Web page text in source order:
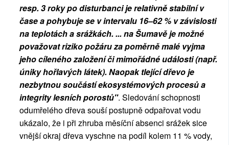
resp. 3 roky po disturbanci je relativně stabilní v
čase a pohybuje se v intervalu 16–62 % v závislosti
na teplotách a srážkách. ...naŠumavě je možné
považovat riziko požáru za poměrně malé vyjma
jeho cíleného založení či mimořádné události (např.
úniky hořlavých látek). Naopak tlející dřevo je
nezbytnou součástí ekosystémových procesů a
integrity lesních porostů". Sledování schopnosti
odumřelého dřeva souší postupně odpařovat vodu
ukázalo, že i při zhruba měsíční absenci srážek sice
vnější okraj dřeva vyschne na podíl kolem 11 % vody,